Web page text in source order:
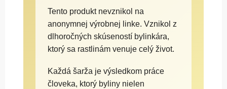
Tento produkt nevznikol na
anonymnej výrobnej linke. Vznikol z
dlhoročných skúseností bylinkára,
ktorý sa rastlinám venuje celý život.
Každá šarža je výsledkom práce
človeka, ktorý byliny nielen